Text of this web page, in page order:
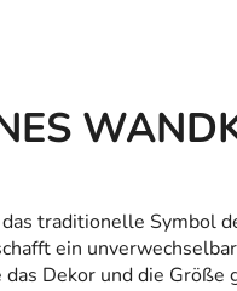
traditionelle Symbol
ein
Dekor und die Größe